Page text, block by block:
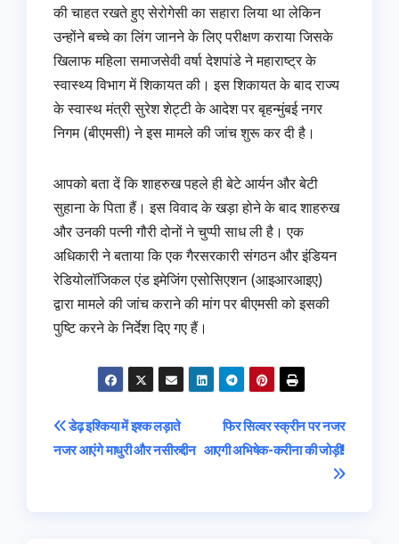
की चाहत रखते हुए सेरोगेसी का सहारा लिया था लेकिन
उन्‍होंने बच्‍चे का लिंग जानने के लिए पर‍ीक्षण कराया जिसके
खिलाफ महिला समाजसेवी वर्षा देशपांडे ने महाराष्ट्र के
स्वास्थ्य विभाग में शिकायत की। इस शिकायत के बाद राज्‍य
के स्‍वास्‍थ मंत्री सुरेश शेट्टी के आदेश पर बृहन्मुंबई नगर
निगम (बीएमसी) ने इस मामले की जांच शुरू कर दी है।
आपको बता दें कि शाहरुख पहले ही बेटे आर्यन और बेटी
सुहाना के पिता हैं। इस विवाद के खड़ा होने के बाद शाहरुख
और उनकी पत्‍नी गौरी दोनों ने चुप्पी साध ली है। एक
अधिकारी ने बताया कि एक गैरसरकारी संगठन और इंडियन
रेडियोलॉजिकल एंड इमेजिंग एसोसिएशन (आइआरआइए)
द्वारा मामले की जांच कराने की मांग पर बीएमसी को इसकी
पुष्टि करने के निर्देश दिए गए हैं।
Post
navigation
फिर सिल्‍वर स्‍क्रीन पर नजर
आएगी अभिषेक-करीना की जोड़ी!
डेढ़ इश्किया में इश्‍क लड़ाते
नजर आएंगे माधुरी और नसीरुद्दीन